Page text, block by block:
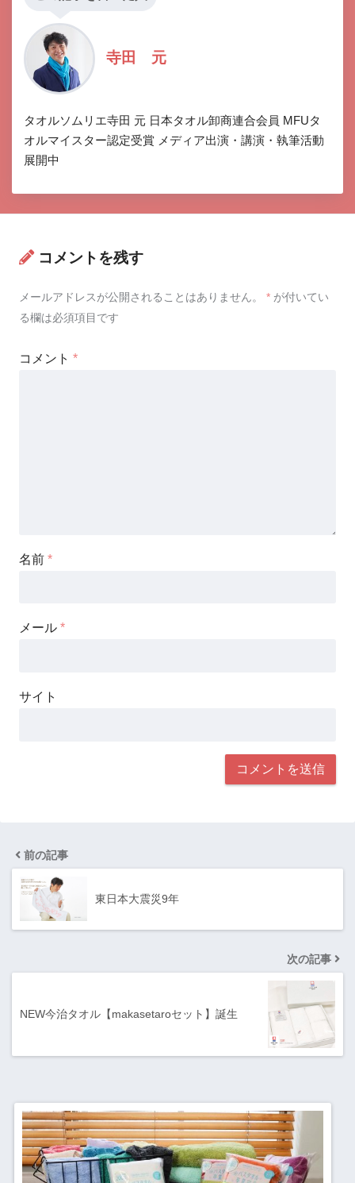
寺田 元
タオルソムリエ寺田 元 日本タオル卸商連合会員 MFUタ
オルマイスター認定受賞 メディア出演・講演・執筆活動
展開中
コメントを残す
メールアドレスが公開されることはありません。 * が付いてい
る欄は必須項目です
コメント *
名前 *
メール *
サイト
前の記事
東日本大震災9年
次の記事
NEW今治タオル【makasetaroセット】誕生